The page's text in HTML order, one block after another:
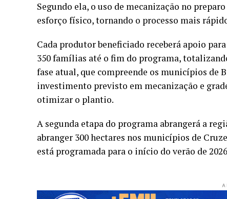
Segundo ela, o uso de mecanização no
esforço físico, tornando o processo mais
Cada produtor beneficiado receberá apoio
350 famílias até o fim do programa,
fase atual, que compreende os municípios de
investimento previsto em mecanização e
otimizar o plantio.
A segunda etapa do programa abrangerá a
abranger 300 hectares nos municípios de
está programada para o início do verão de